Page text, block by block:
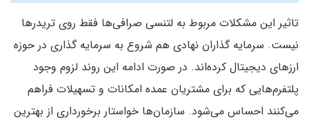
تاثیر این مشکلات مربوط به لتنسی صرافی‌ها فقط روی تریدرها
نیست. سرمایه گذاران نهادی هم شروع به سرمایه گذاری در حوزه
ارزهای دیجیتال کرده‌اند. در صورت ادامه این روند لزوم وجود
پلتفرم‌هایی که برای مشتریان عمده امکانات و تسهیلات فراهم
می‌کنند احساس می‌شود. سازمان‌ها خواستار برخورداری از بهترین